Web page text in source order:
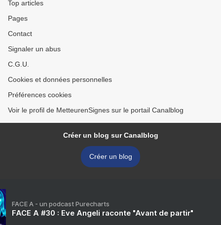
Top articles
Pages
Contact
Signaler un abus
C.G.U.
Cookies et données personnelles
Préférences cookies
Voir le profil de MetteurenSignes sur le portail Canalblog
Créer un blog sur Canalblog
Créer un blog
FACE A - un podcast Purecharts
FACE A #30 : Eve Angeli raconte "Avant de partir"